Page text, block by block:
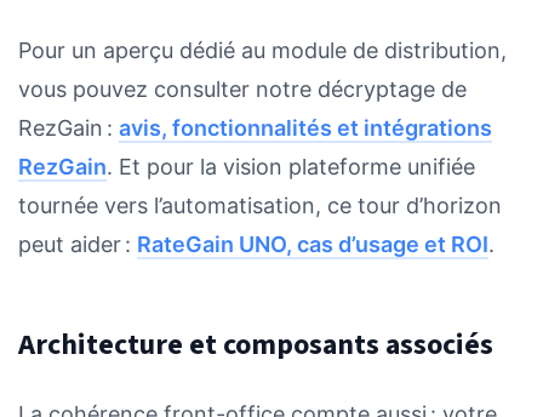
Pour un aperçu dédié au module de distribution,
vous pouvez consulter notre décryptage de
RezGain : avis, fonctionnalités et intégrations
RezGain. Et pour la vision plateforme unifiée
tournée vers l’automatisation, ce tour d’horizon
peut aider : RateGain UNO, cas d’usage et ROI.
Architecture et composants associés